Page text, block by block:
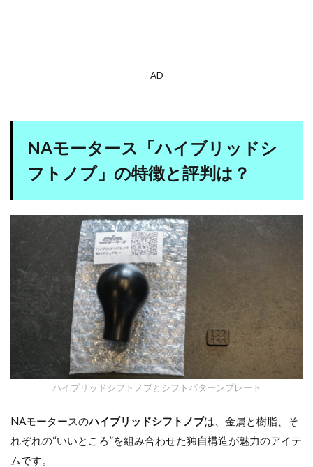
AD
NAモータース「ハイブリッドシ
フトノブ」の特徴と評判は？
ハイブリッドシフトノブとシフトパターンプレート
NAモータースのハイブリッドシフトノブは、金属と樹脂、そ
れぞれの“いいところ”を組み合わせた独自構造が魅力のアイテ
ムです。